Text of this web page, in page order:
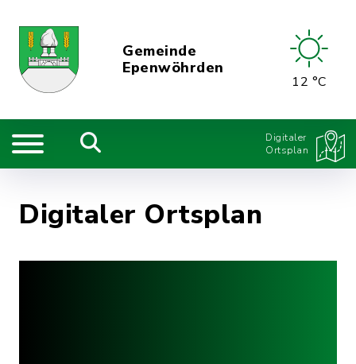
Gemeinde
Epenwöhrden
12 °C
Digitaler
Ortsplan
Digitaler Ortsplan